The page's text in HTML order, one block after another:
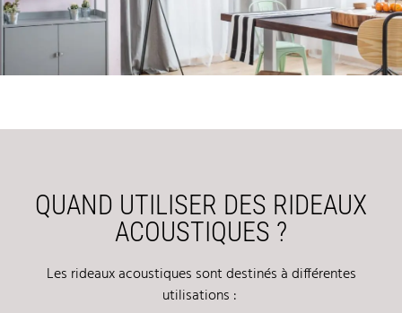
QUAND UTILISER DES RIDEAUX
ACOUSTIQUES ?
Les rideaux acoustiques sont destinés à différentes
utilisations :